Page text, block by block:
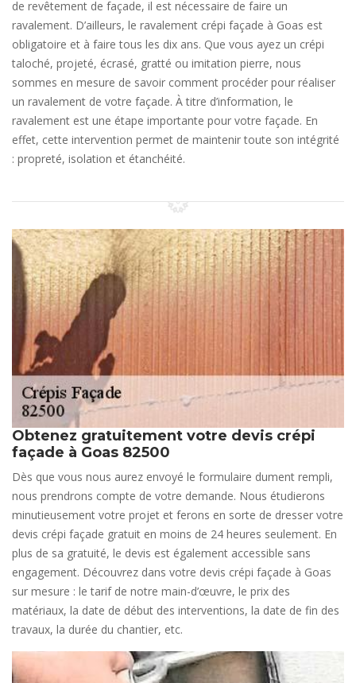
de revêtement de façade, il est nécessaire de faire un
ravalement. D’ailleurs, le ravalement crépi façade à Goas est
obligatoire et à faire tous les dix ans. Que vous ayez un crépi
taloché, projeté, écrasé, gratté ou imitation pierre, nous
sommes en mesure de savoir comment procéder pour réaliser
un ravalement de votre façade. À titre d’information, le
ravalement est une étape importante pour votre façade. En
effet, cette intervention permet de maintenir toute son intégrité
: propreté, isolation et étanchéité.
Obtenez gratuitement votre devis crépi
façade à Goas 82500
Dès que vous nous aurez envoyé le formulaire dument rempli,
nous prendrons compte de votre demande. Nous étudierons
minutieusement votre projet et ferons en sorte de dresser votre
devis crépi façade gratuit en moins de 24 heures seulement. En
plus de sa gratuité, le devis est également accessible sans
engagement. Découvrez dans votre devis crépi façade à Goas
sur mesure : le tarif de notre main-d’œuvre, le prix des
matériaux, la date de début des interventions, la date de fin des
travaux, la durée du chantier, etc.